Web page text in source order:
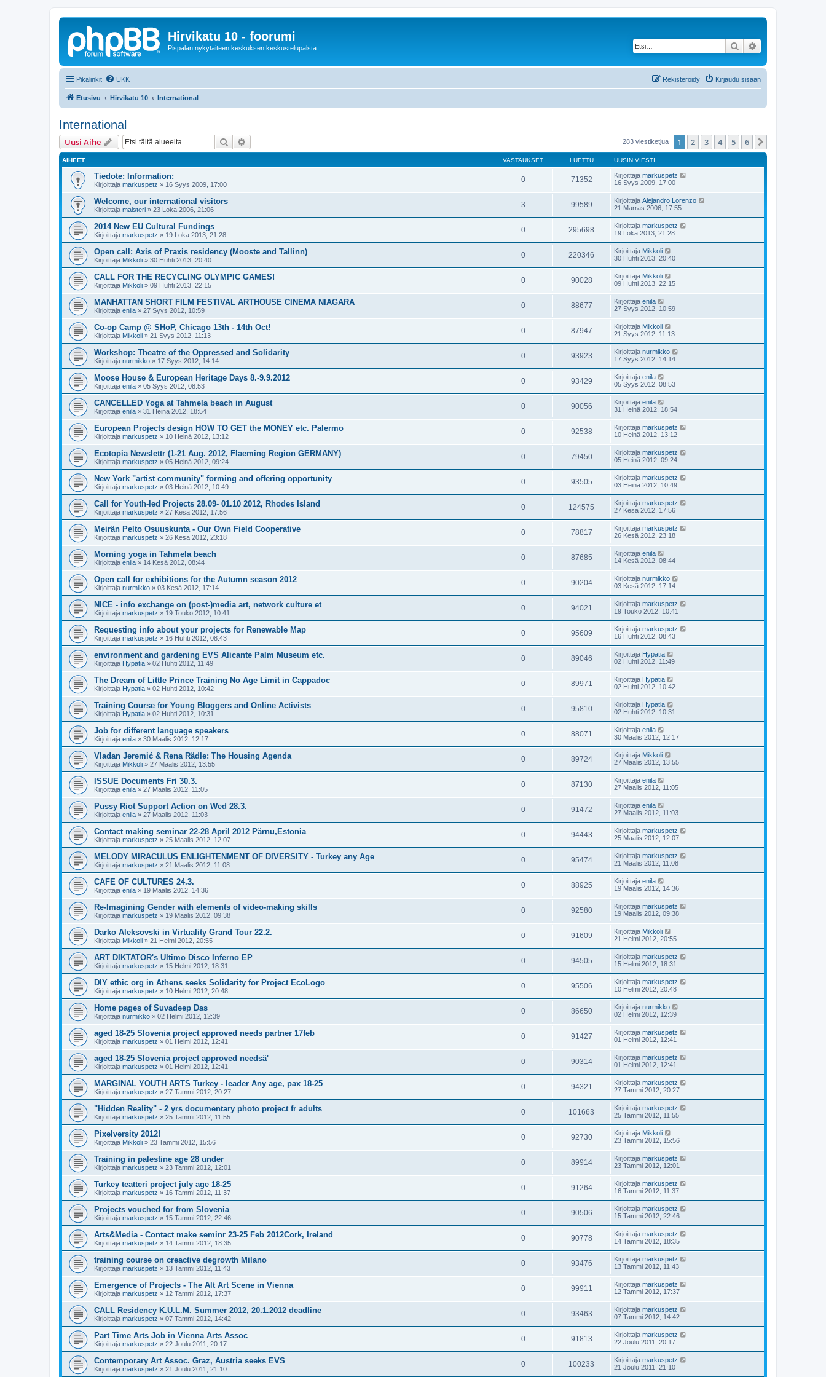
Hirvikatu 10 - foorumi
Pispalan nykytaiteen keskuksen keskustelupalsta Etsi
Pikalinkit UKK Kirjaudu sisään
Rekisteröidy
Etusivu Hirvikatu 10 International
International
Uusi Aihe Etsi 283 viestiketjua 1 2 3 4 5 6
AIHEET VASTAUKSET LUETTU UUSIN VIESTI
Tiedote: Information:
Kirjoittaja markuspetz » 16 Syys 2009, 17:00
0 71352 Kirjoittaja markuspetz
16 Syys 2009, 17:00
Welcome, our international visitors
Kirjoittaja maisteri » 23 Loka 2006, 21:06
3 99589 Kirjoittaja Alejandro Lorenzo
21 Marras 2006, 17:55
2014 New EU Cultural Fundings
Kirjoittaja markuspetz » 19 Loka 2013, 21:28
0 295698 Kirjoittaja markuspetz
19 Loka 2013, 21:28
Open call: Axis of Praxis residency (Mooste and Tallinn)
Kirjoittaja Mikkoli » 30 Huhti 2013, 20:40
0 220346 Kirjoittaja Mikkoli
30 Huhti 2013, 20:40
CALL FOR THE RECYCLING OLYMPIC GAMES!
Kirjoittaja Mikkoli » 09 Huhti 2013, 22:15
0 90028 Kirjoittaja Mikkoli
09 Huhti 2013, 22:15
MANHATTAN SHORT FILM FESTIVAL ARTHOUSE CINEMA NIAGARA
Kirjoittaja enila » 27 Syys 2012, 10:59
0 88677 Kirjoittaja enila
27 Syys 2012, 10:59
Co-op Camp @ SHoP, Chicago 13th - 14th Oct!
Kirjoittaja Mikkoli » 21 Syys 2012, 11:13
0 87947 Kirjoittaja Mikkoli
21 Syys 2012, 11:13
Workshop: Theatre of the Oppressed and Solidarity
Kirjoittaja nurmikko » 17 Syys 2012, 14:14
0 93923 Kirjoittaja nurmikko
17 Syys 2012, 14:14
Moose House & European Heritage Days 8.-9.9.2012
Kirjoittaja enila » 05 Syys 2012, 08:53
0 93429 Kirjoittaja enila
05 Syys 2012, 08:53
CANCELLED Yoga at Tahmela beach in August
Kirjoittaja enila » 31 Heinä 2012, 18:54
0 90056 Kirjoittaja enila
31 Heinä 2012, 18:54
European Projects design HOW TO GET the MONEY etc. Palermo
Kirjoittaja markuspetz » 10 Heinä 2012, 13:12
0 92538 Kirjoittaja markuspetz
10 Heinä 2012, 13:12
Ecotopia Newslettr (1-21 Aug. 2012, Flaeming Region GERMANY)
Kirjoittaja markuspetz » 05 Heinä 2012, 09:24
0 79450 Kirjoittaja markuspetz
05 Heinä 2012, 09:24
New York "artist community" forming and offering opportunity
Kirjoittaja markuspetz » 03 Heinä 2012, 10:49
0 93505 Kirjoittaja markuspetz
03 Heinä 2012, 10:49
Call for Youth-led Projects 28.09- 01.10 2012, Rhodes Island
Kirjoittaja markuspetz » 27 Kesä 2012, 17:56
0 124575 Kirjoittaja markuspetz
27 Kesä 2012, 17:56
Meirän Pelto Osuuskunta - Our Own Field Cooperative
Kirjoittaja markuspetz » 26 Kesä 2012, 23:18
0 78817 Kirjoittaja markuspetz
26 Kesä 2012, 23:18
Morning yoga in Tahmela beach
Kirjoittaja enila » 14 Kesä 2012, 08:44
0 87685 Kirjoittaja enila
14 Kesä 2012, 08:44
Open call for exhibitions for the Autumn season 2012
Kirjoittaja nurmikko » 03 Kesä 2012, 17:14
0 90204 Kirjoittaja nurmikko
03 Kesä 2012, 17:14
NICE - info exchange on (post-)media art, network culture et
Kirjoittaja markuspetz » 19 Touko 2012, 10:41
0 94021 Kirjoittaja markuspetz
19 Touko 2012, 10:41
Requesting info about your projects for Renewable Map
Kirjoittaja markuspetz » 16 Huhti 2012, 08:43
0 95609 Kirjoittaja markuspetz
16 Huhti 2012, 08:43
environment and gardening EVS Alicante Palm Museum etc.
Kirjoittaja Hypatia » 02 Huhti 2012, 11:49
0 89046 Kirjoittaja Hypatia
02 Huhti 2012, 11:49
The Dream of Little Prince Training No Age Limit in Cappadoc
Kirjoittaja Hypatia » 02 Huhti 2012, 10:42
0 89971 Kirjoittaja Hypatia
02 Huhti 2012, 10:42
Training Course for Young Bloggers and Online Activists
Kirjoittaja Hypatia » 02 Huhti 2012, 10:31
0 95810 Kirjoittaja Hypatia
02 Huhti 2012, 10:31
Job for different language speakers
Kirjoittaja enila » 30 Maalis 2012, 12:17
0 88071 Kirjoittaja enila
30 Maalis 2012, 12:17
Vladan Jeremić & Rena Rädle: The Housing Agenda
Kirjoittaja Mikkoli » 27 Maalis 2012, 13:55
0 89724 Kirjoittaja Mikkoli
27 Maalis 2012, 13:55
ISSUE Documents Fri 30.3.
Kirjoittaja enila » 27 Maalis 2012, 11:05
0 87130 Kirjoittaja enila
27 Maalis 2012, 11:05
Pussy Riot Support Action on Wed 28.3.
Kirjoittaja enila » 27 Maalis 2012, 11:03
0 91472 Kirjoittaja enila
27 Maalis 2012, 11:03
Contact making seminar 22-28 April 2012 Pärnu,Estonia
Kirjoittaja markuspetz » 25 Maalis 2012, 12:07
0 94443 Kirjoittaja markuspetz
25 Maalis 2012, 12:07
MELODY MIRACULUS ENLIGHTENMENT OF DIVERSITY - Turkey any Age
Kirjoittaja markuspetz » 21 Maalis 2012, 11:08
0 95474 Kirjoittaja markuspetz
21 Maalis 2012, 11:08
CAFE OF CULTURES 24.3.
Kirjoittaja enila » 19 Maalis 2012, 14:36
0 88925 Kirjoittaja enila
19 Maalis 2012, 14:36
Re-Imagining Gender with elements of video-making skills
Kirjoittaja markuspetz » 19 Maalis 2012, 09:38
0 92580 Kirjoittaja markuspetz
19 Maalis 2012, 09:38
Darko Aleksovski in Virtuality Grand Tour 22.2.
Kirjoittaja Mikkoli » 21 Helmi 2012, 20:55
0 91609 Kirjoittaja Mikkoli
21 Helmi 2012, 20:55
ART DIKTATOR's Ultimo Disco Inferno EP
Kirjoittaja markuspetz » 15 Helmi 2012, 18:31
0 94505 Kirjoittaja markuspetz
15 Helmi 2012, 18:31
DIY ethic org in Athens seeks Solidarity for Project EcoLogo
Kirjoittaja markuspetz » 10 Helmi 2012, 20:48
0 95506 Kirjoittaja markuspetz
10 Helmi 2012, 20:48
Home pages of Suvadeep Das
Kirjoittaja nurmikko » 02 Helmi 2012, 12:39
0 86650 Kirjoittaja nurmikko
02 Helmi 2012, 12:39
aged 18-25 Slovenia project approved needs partner 17feb
Kirjoittaja markuspetz » 01 Helmi 2012, 12:41
0 91427 Kirjoittaja markuspetz
01 Helmi 2012, 12:41
aged 18-25 Slovenia project approved needsä'
Kirjoittaja markuspetz » 01 Helmi 2012, 12:41
0 90314 Kirjoittaja markuspetz
01 Helmi 2012, 12:41
MARGINAL YOUTH ARTS Turkey - leader Any age, pax 18-25
Kirjoittaja markuspetz » 27 Tammi 2012, 20:27
0 94321 Kirjoittaja markuspetz
27 Tammi 2012, 20:27
"Hidden Reality" - 2 yrs documentary photo project fr adults
Kirjoittaja markuspetz » 25 Tammi 2012, 11:55
0 101663 Kirjoittaja markuspetz
25 Tammi 2012, 11:55
Pixelversity 2012!
Kirjoittaja Mikkoli » 23 Tammi 2012, 15:56
0 92730 Kirjoittaja Mikkoli
23 Tammi 2012, 15:56
Training in palestine age 28 under
Kirjoittaja markuspetz » 23 Tammi 2012, 12:01
0 89914 Kirjoittaja markuspetz
23 Tammi 2012, 12:01
Turkey teatteri project july age 18-25
Kirjoittaja markuspetz » 16 Tammi 2012, 11:37
0 91264 Kirjoittaja markuspetz
16 Tammi 2012, 11:37
Projects vouched for from Slovenia
Kirjoittaja markuspetz » 15 Tammi 2012, 22:46
0 90506 Kirjoittaja markuspetz
15 Tammi 2012, 22:46
Arts&Media - Contact make seminr 23-25 Feb 2012Cork, Ireland
Kirjoittaja markuspetz » 14 Tammi 2012, 18:35
0 90778 Kirjoittaja markuspetz
14 Tammi 2012, 18:35
training course on creactive degrowth Milano
Kirjoittaja markuspetz » 13 Tammi 2012, 11:43
0 93476 Kirjoittaja markuspetz
13 Tammi 2012, 11:43
Emergence of Projects - The Alt Art Scene in Vienna
Kirjoittaja markuspetz » 12 Tammi 2012, 17:37
0 99911 Kirjoittaja markuspetz
12 Tammi 2012, 17:37
CALL Residency K.U.L.M. Summer 2012, 20.1.2012 deadline
Kirjoittaja markuspetz » 07 Tammi 2012, 14:42
0 93463 Kirjoittaja markuspetz
07 Tammi 2012, 14:42
Part Time Arts Job in Vienna Arts Assoc
Kirjoittaja markuspetz » 22 Joulu 2011, 20:17
0 91813 Kirjoittaja markuspetz
22 Joulu 2011, 20:17
Contemporary Art Assoc. Graz, Austria seeks EVS
Kirjoittaja markuspetz » 21 Joulu 2011, 21:10
0 100233 Kirjoittaja markuspetz
21 Joulu 2011, 21:10